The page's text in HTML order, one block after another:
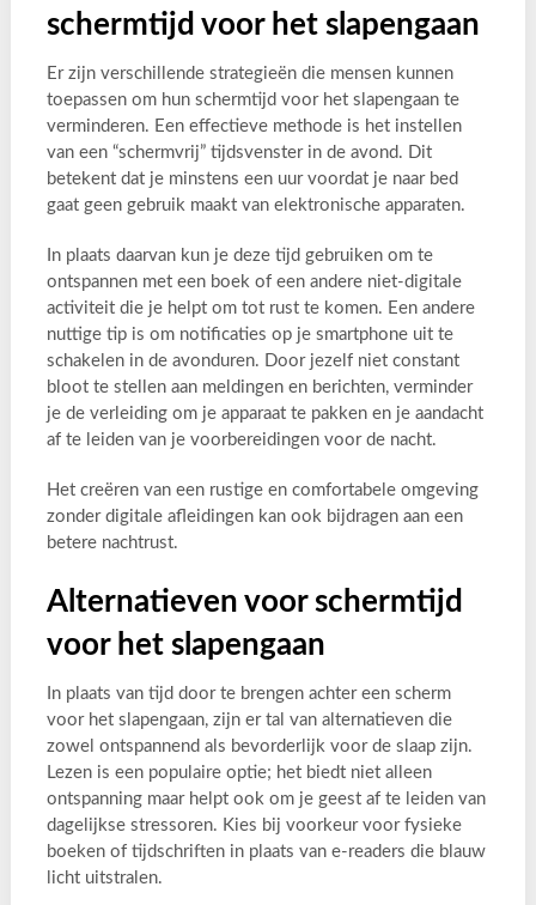
schermtijd voor het slapengaan
Er zijn verschillende strategieën die mensen kunnen
toepassen om hun schermtijd voor het slapengaan te
verminderen. Een effectieve methode is het instellen
van een “schermvrij” tijdsvenster in de avond. Dit
betekent dat je minstens een uur voordat je naar bed
gaat geen gebruik maakt van elektronische apparaten.
In plaats daarvan kun je deze tijd gebruiken om te
ontspannen met een boek of een andere niet-digitale
activiteit die je helpt om tot rust te komen. Een andere
nuttige tip is om notificaties op je smartphone uit te
schakelen in de avonduren. Door jezelf niet constant
bloot te stellen aan meldingen en berichten, verminder
je de verleiding om je apparaat te pakken en je aandacht
af te leiden van je voorbereidingen voor de nacht.
Het creëren van een rustige en comfortabele omgeving
zonder digitale afleidingen kan ook bijdragen aan een
betere nachtrust.
Alternatieven voor schermtijd
voor het slapengaan
In plaats van tijd door te brengen achter een scherm
voor het slapengaan, zijn er tal van alternatieven die
zowel ontspannend als bevorderlijk voor de slaap zijn.
Lezen is een populaire optie; het biedt niet alleen
ontspanning maar helpt ook om je geest af te leiden van
dagelijkse stressoren. Kies bij voorkeur voor fysieke
boeken of tijdschriften in plaats van e-readers die blauw
licht uitstralen.